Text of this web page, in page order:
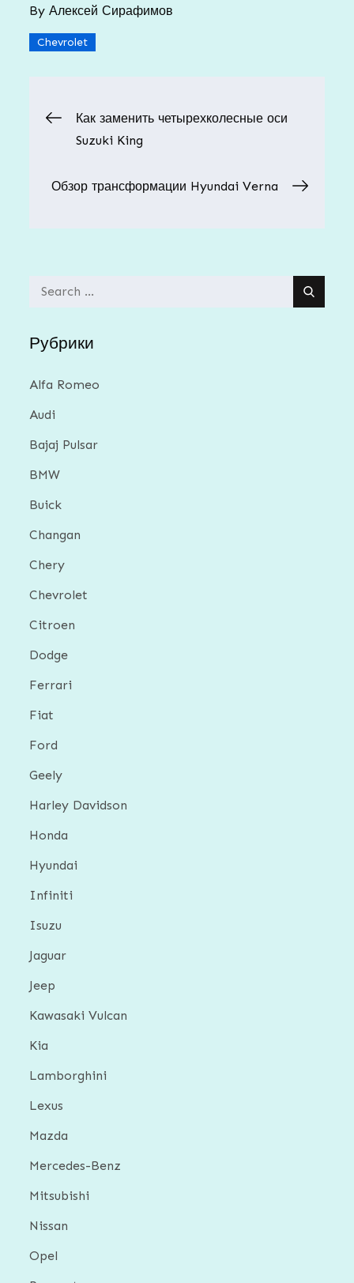
ByАлексей Сирафимов
Chevrolet
Навигация
записям
Как заменить четырехколесные оси
Suzuki King
Обзор трансформации Hyundai Verna
Search
Рубрики
Alfa Romeo
Audi
Bajaj Pulsar
BMW
Buick
Changan
Chery
Chevrolet
Citroen
Dodge
Ferrari
Fiat
Ford
Geely
Harley Davidson
Honda
Hyundai
Infiniti
Isuzu
Jaguar
Jeep
Kawasaki Vulcan
Kia
Lamborghini
Lexus
Mazda
Mercedes-Benz
Mitsubishi
Nissan
Opel